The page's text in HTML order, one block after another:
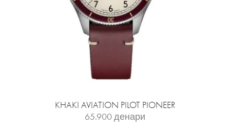
KHAKI AVIATION PILOT PIONEER
65.900денари